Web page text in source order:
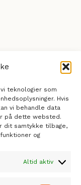
teknologier som
Hvis
vi behandle data
på dette websted.
dit samtykke tilbage,
og
Altid aktiv